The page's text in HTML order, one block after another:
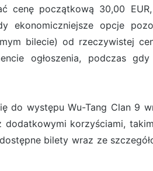
cenę początkową 30,00
opcje
bilecie) od rzeczywistej
ogłoszenia, podczas
do występu Wu-Tang Clan 9
korzyściami,
bilety wraz ze